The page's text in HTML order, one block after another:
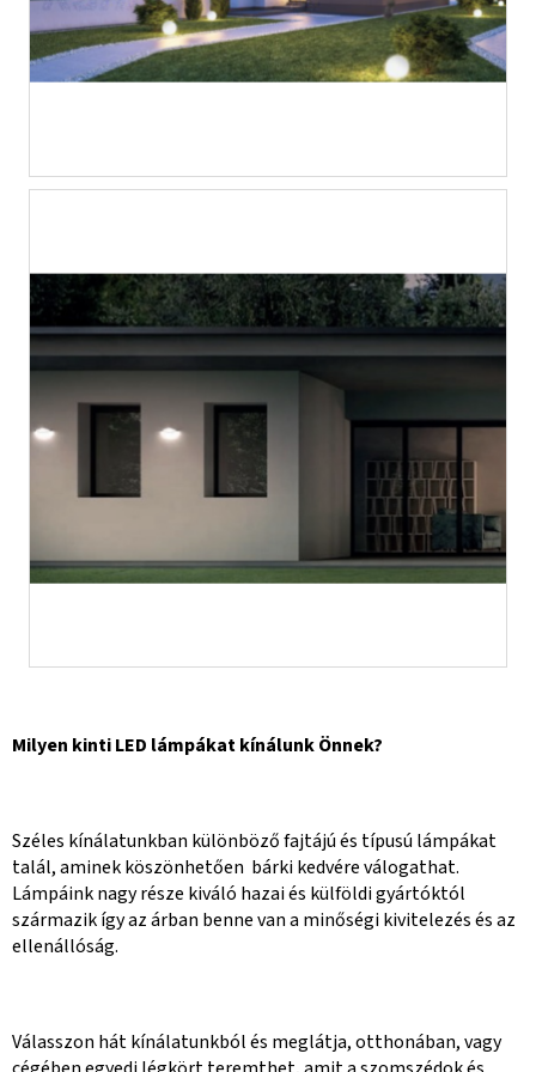
Milyen kinti LED lámpákat kínálunk Önnek?
Széles kínálatunkban különböző fajtájú és típusú lámpákat
talál, aminek köszönhetően bárki kedvére válogathat.
Lámpáink nagy része kiváló hazai és külföldi gyártóktól
származik így az árban benne van a minőségi kivitelezés és az
ellenállóság.
Válasszon hát kínálatunkból és meglátja, otthonában, vagy